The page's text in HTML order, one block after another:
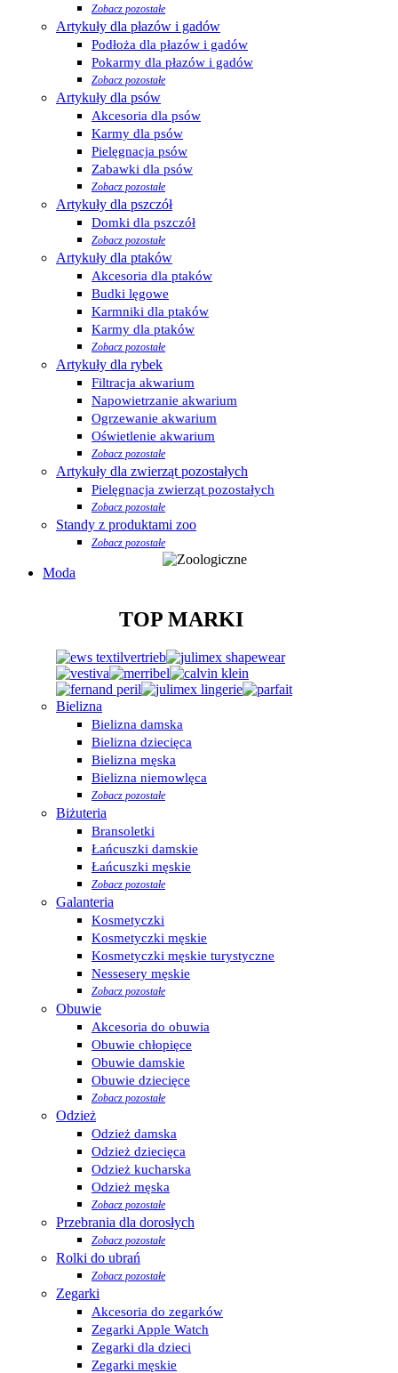
Zobacz pozostałe
Artykuły dla płazów i gadów
Podłoża dla płazów i gadów
Pokarmy dla płazów i gadów
Zobacz pozostałe
Artykuły dla psów
Akcesoria dla psów
Karmy dla psów
Pielęgnacja psów
Zabawki dla psów
Zobacz pozostałe
Artykuły dla pszczół
Domki dla pszczół
Zobacz pozostałe
Artykuły dla ptaków
Akcesoria dla ptaków
Budki lęgowe
Karmniki dla ptaków
Karmy dla ptaków
Zobacz pozostałe
Artykuły dla rybek
Filtracja akwarium
Napowietrzanie akwarium
Ogrzewanie akwarium
Oświetlenie akwarium
Zobacz pozostałe
Artykuły dla zwierząt pozostałych
Pielęgnacja zwierząt pozostałych
Zobacz pozostałe
Standy z produktami zoo
Zobacz pozostałe
Moda
TOP MARKI
Bielizna
Bielizna damska
Bielizna dziecięca
Bielizna męska
Bielizna niemowlęca
Zobacz pozostałe
Biżuteria
Bransoletki
Łańcuszki damskie
Łańcuszki męskie
Zobacz pozostałe
Galanteria
Kosmetyczki
Kosmetyczki męskie
Kosmetyczki męskie turystyczne
Nessesery męskie
Zobacz pozostałe
Obuwie
Akcesoria do obuwia
Obuwie chłopięce
Obuwie damskie
Obuwie dziecięce
Zobacz pozostałe
Odzież
Odzież damska
Odzież dziecięca
Odzież kucharska
Odzież męska
Zobacz pozostałe
Przebrania dla dorosłych
Zobacz pozostałe
Rolki do ubrań
Zobacz pozostałe
Zegarki
Akcesoria do zegarków
Zegarki Apple Watch
Zegarki dla dzieci
Zegarki męskie